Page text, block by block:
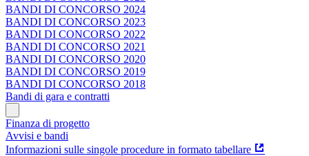
BANDI DI CONCORSO 2024
BANDI DI CONCORSO 2023
BANDI DI CONCORSO 2022
BANDI DI CONCORSO 2021
BANDI DI CONCORSO 2020
BANDI DI CONCORSO 2019
BANDI DI CONCORSO 2018
Bandi di gara e contratti
Finanza di progetto
Avvisi e bandi
Informazioni sulle singole procedure in formato tabellare